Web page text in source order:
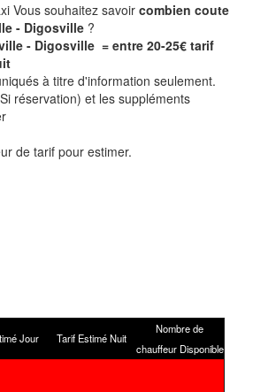
Vous souhaitez savoir combien coute
- Digosville ?
- Digosville = entre 20-25€ tarif
à titre d'information seulement.
réservation) et les suppléments
de tarif pour estimer.
Jour Tarif Estimé Nuit
Nombre de
chauffeur Disponible